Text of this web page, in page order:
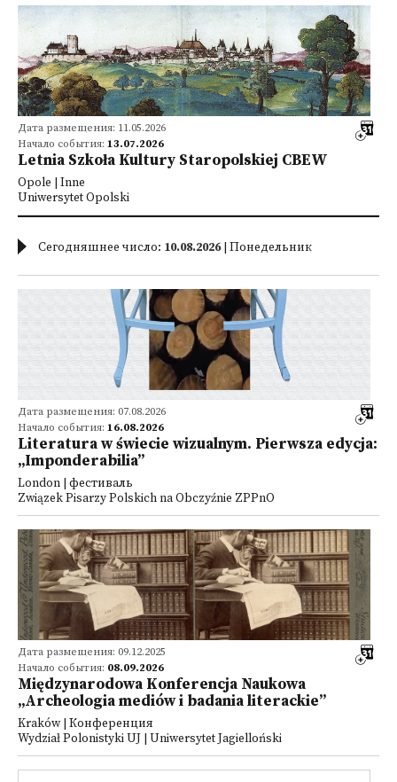
Дата размещения: 11.05.2026
Начало события: 13.07.2026
Letnia Szkoła Kultury Staropolskiej CBEW
Opole | Inne
Uniwersytet Opolski
Сегодняшнее число: 10.08.2026| Понедельник
Дата размещения: 07.08.2026
Начало события: 16.08.2026
Literatura w świecie wizualnym. Pierwsza edycja:
„Imponderabilia”
London | фестиваль
Związek Pisarzy Polskich na Obczyźnie ZPPnO
Дата размещения: 09.12.2025
Начало события: 08.09.2026
Międzynarodowa Konferencja Naukowa
„Archeologia mediów i badania literackie”
Kraków | Конференция
Wydział Polonistyki UJ | Uniwersytet Jagielloński